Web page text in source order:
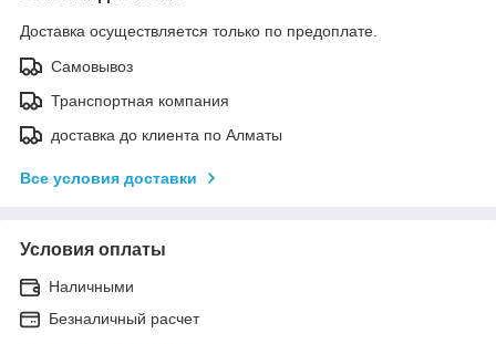
Доставка осуществляется только по предоплате.
Самовывоз
Транспортная компания
доставка до клиента по Алматы
Все условия доставки
Условия оплаты
Наличными
Безналичный расчет